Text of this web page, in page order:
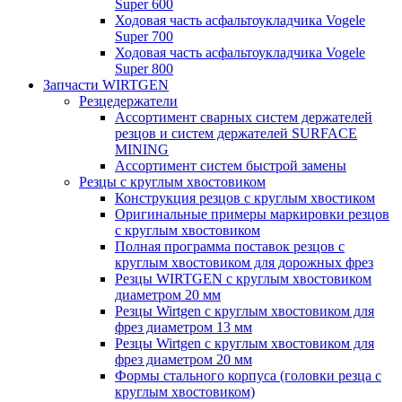
Super 600
Ходовая часть асфальтоукладчика Vogele
Super 700
Ходовая часть асфальтоукладчика Vogele
Super 800
Запчасти WIRTGEN
Резцедержатели
Ассортимент сварных систем держателей
резцов и систем держателей SURFACE
MINING
Ассортимент систем быстрой замены
Резцы с круглым хвостовиком
Конструкция резцов с круглым хвостиком
Оригинальные примеры маркировки резцов
с круглым хвостовиком
Полная программа поставок резцов с
круглым хвостовиком для дорожных фрез
Резцы WIRTGEN с круглым хвостовиком
диаметром 20 мм
Резцы Wirtgen с круглым хвостовиком для
фрез диаметром 13 мм
Резцы Wirtgen с круглым хвостовиком для
фрез диаметром 20 мм
Формы стального корпуса (головки резца с
круглым хвостовиком)